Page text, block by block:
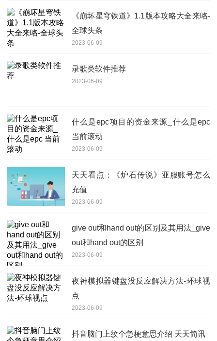
《崩坏星穹铁道》1.1版本攻略大全来咯-
全球头条
2023-06-09
录歌类软件推荐
2023-06-09
什么是epc项目的资金来源_什么是epc
当前滚动
2023-06-09
天天看点：《炉石传说》亚服账号怎么
充值
2023-06-09
give out和hand out的区别及其用法_give
out和hand out的区别
2023-06-09
夜神模拟器键盘没反应解决方法-环球视
点
2023-06-09
抖音脑门上纹个急梗意思介绍 天天简讯